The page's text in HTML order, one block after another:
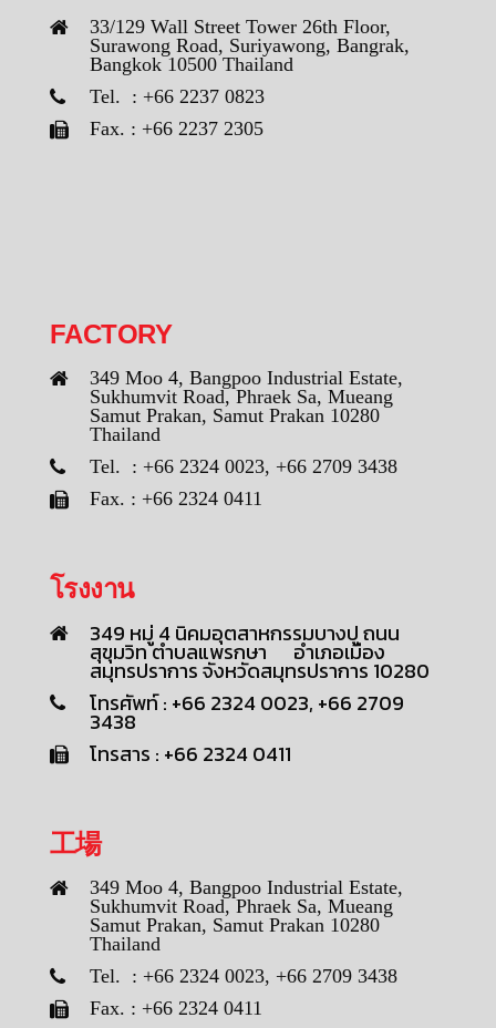
33/129 Wall Street Tower 26th Floor,
Surawong Road, Suriyawong, Bangrak,
Bangkok 10500 Thailand
Tel. : +66 2237 0823
Fax. : +66 2237 2305
FACTORY
349 Moo 4, Bangpoo Industrial Estate,
Sukhumvit Road, Phraek Sa, Mueang
Samut Prakan, Samut Prakan 10280
Thailand
Tel. : +66 2324 0023, +66 2709 3438
Fax. : +66 2324 0411
โรงงาน
349 หมู่ 4 นิคมอุตสาหกรรมบางปู ถนน
สุขุมวิท ตำบลแพรกษา อำเภอเมือง
สมุทรปราการ จังหวัดสมุทรปราการ 10280
โทรศัพท์ : +66 2324 0023, +66 2709
3438
โทรสาร : +66 2324 0411
工場
349 Moo 4, Bangpoo Industrial Estate,
Sukhumvit Road, Phraek Sa, Mueang
Samut Prakan, Samut Prakan 10280
Thailand
Tel. : +66 2324 0023, +66 2709 3438
Fax. : +66 2324 0411